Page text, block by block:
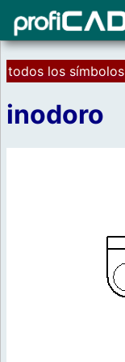
todos los símbolos
inodoro